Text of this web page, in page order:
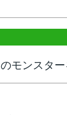
モンスタ